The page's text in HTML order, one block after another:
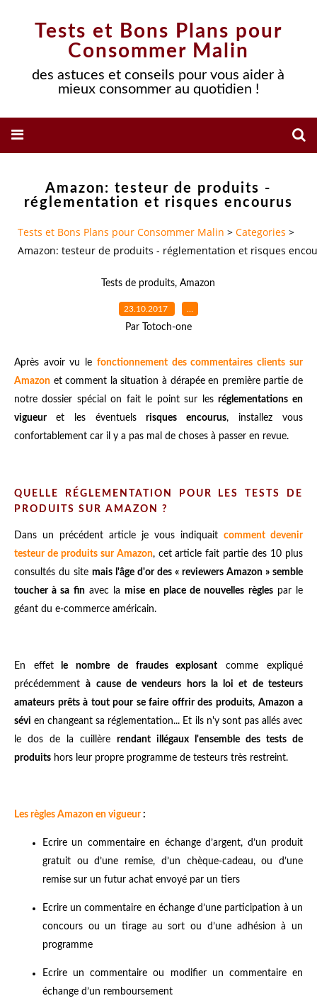
Tests et Bons Plans pour
Consommer Malin
des astuces et conseils pour vous aider à
mieux consommer au quotidien !
Amazon: testeur de produits -
réglementation et risques encourus
Tests et Bons Plans pour Consommer Malin > Categories >
Amazon: testeur de produits - réglementation et risques
Tests de produits,Amazon
23.10.2017 …
Par Totoch-one
Après avoir vu le fonctionnement des commentaires clients sur
Amazon et comment la situation à dérapée en première partie de
notre dossier spécial on fait le point sur lesréglementations en
vigueur et les éventuelsrisques encourus, installez vous
confortablement car il y a pas mal de choses à passer en revue.
QUELLE RÉGLEMENTATION POUR LES TESTS DE
PRODUITS SUR AMAZON ?
Dans un précédent article je vous indiquait comment devenir
testeur de produits sur Amazon, cet article fait partie des 10 plus
consultés du site mais l'âge d'or des « reviewers Amazon » semble
toucher à sa finavec lamise en place de nouvelles règlespar le
géant du e-commerce américain.
En effetle nombre de fraudes explosant comme expliqué
précédemmentà cause de vendeurs hors la loi et de testeurs
amateurs prêts à tout pour se faire offrir des produits,Amazon a
sévi en changeant sa réglementation... Et ils n'y sont pas allés avec
le dos de la cuillère rendant illégaux l'ensemble des tests de
produits hors leur propre programme de testeurs très restreint.
Les règles Amazon en vigueur:
Ecrire un commentaire en échange d’argent, d’un produit
gratuit ou d’une remise, d’un chèque-cadeau, ou d’une
remise sur un futur achat envoyé par un tiers
Ecrire un commentaire en échange d’une participation à un
concours ou un tirage au sort ou d’une adhésion à un
programme
Ecrire un commentaire ou modifier un commentaire en
échange d’un remboursement